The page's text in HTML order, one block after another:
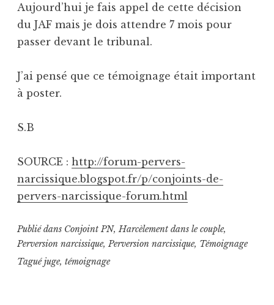
Aujourd’hui je fais appel de cette décision
du JAF mais je dois attendre 7 mois pour
passer devant le tribunal.
J’ai pensé que ce témoignage était important
à poster.
S.B
SOURCE : http://forum-pervers-
narcissique.blogspot.fr/p/conjoints-de-
pervers-narcissique-forum.html
Publié dans Conjoint PN,Harcèlement dans le couple,
Perversion narcissique, Perversion narcissique, Témoignage
Taguéjuge, témoignage